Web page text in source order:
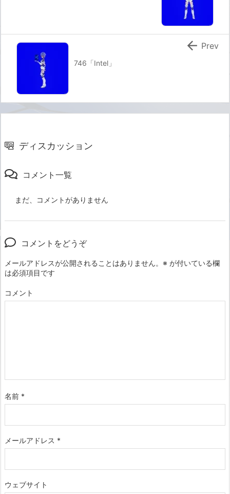
746「Intel」
 Prev
ディスカッション
コメント一覧
まだ、コメントがありません
コメントをどうぞ
メールアドレスが公開されることはありません。 ※ が付いている欄
は必須項目です
コメント
名前 *
メールアドレス *
ウェブサイト